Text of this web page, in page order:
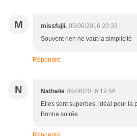
M missfujii. 09/06/2016 20:33
Souvent rien ne vaut la simplicité
Répondre
N Nathalie 09/06/2016 19:56
Elles sont superbes, idéal pour la
Bonne soirée